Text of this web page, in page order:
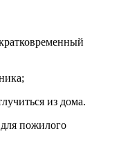
из дома.
пожилого